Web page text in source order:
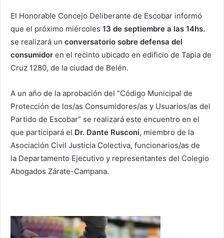
El Honorable Concejo Deliberante de Escobar informó
que el próximo miércoles 13 de septiembre a las 14hs.
se realizará un conversatorio sobre defensa del
consumidor en el recinto ubicado en edificio de Tapia de
Cruz 1280, de la ciudad de Belén.
A un año de la aprobación del “Código Municipal de
Protección de los/as Consumidores/as y Usuarios/as del
Partido de Escobar” se realizará este encuentro en el
que participará el Dr. Dante Rusconi, miembro de la
Asociación Civil Justicia Colectiva, funcionarios/as de
la Departamento Ejecutivo y representantes del Colegio
Abogados Zárate-Campana.